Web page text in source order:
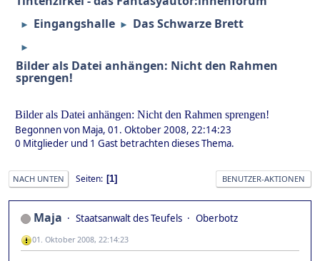
► Eingangshalle ► Das Schwarze Brett
►
Bilder als Datei anhängen: Nicht den Rahmen
sprengen!
Bilder als Datei anhängen: Nicht den Rahmen sprengen!
Begonnen von Maja, 01. Oktober 2008, 22:14:23
0 Mitglieder und 1 Gast betrachten dieses Thema.
NACH UNTEN Seiten 1 BENUTZER-AKTIONEN
Maja Staatsanwalt des Teufels Oberbotz
01. Oktober 2008, 22:14:23